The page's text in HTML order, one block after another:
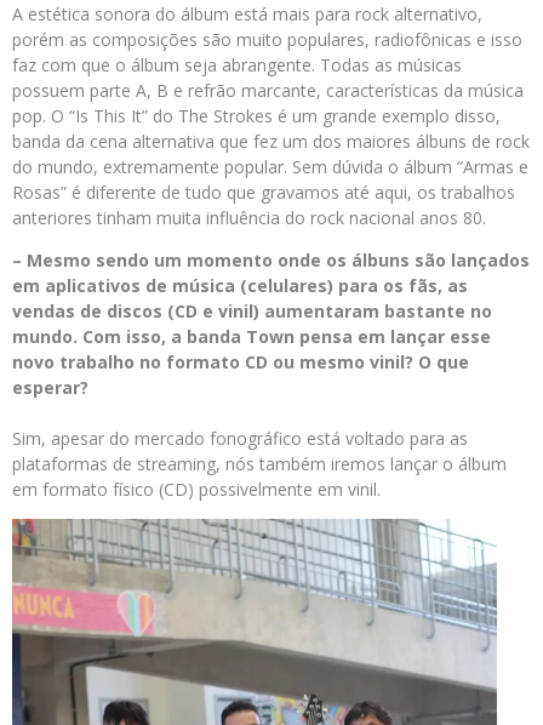
A estética sonora do álbum está mais para rock alternativo,
porém as composições são muito populares, radiofônicas e isso
faz com que o álbum seja abrangente. Todas as músicas
possuem parte A, B e refrão marcante, características da música
pop. O “Is This It” do The Strokes é um grande exemplo disso,
banda da cena alternativa que fez um dos maiores álbuns de rock
do mundo, extremamente popular. Sem dúvida o álbum “Armas e
Rosas” é diferente de tudo que gravamos até aqui, os trabalhos
anteriores tinham muita influência do rock nacional anos 80.
– Mesmo sendo um momento onde os álbuns são lançados
em aplicativos de música (celulares) para os fãs, as
vendas de discos (CD e vinil) aumentaram bastante no
mundo. Com isso, a banda Town pensa em lançar esse
novo trabalho no formato CD ou mesmo vinil? O que
esperar?
Sim, apesar do mercado fonográfico está voltado para as
plataformas de streaming, nós também iremos lançar o álbum
em formato físico (CD) possivelmente em vinil.